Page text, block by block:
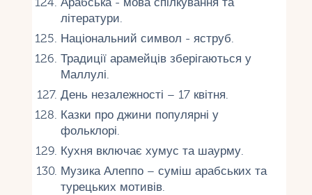
літератури.
Національний символ - яструб.
Традиції арамейців зберігаються у
Маллулі.
День незалежності – 17 квітня.
Казки про джини популярні у
фольклорі.
Кухня включає хумус та шаурму.
Музика Алеппо – суміш арабських та
турецьких мотивів.